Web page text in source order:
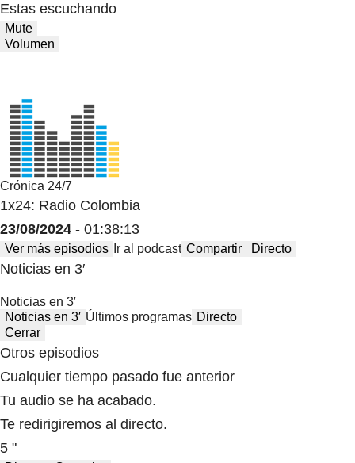
Estas escuchando
Mute
Volumen
Crónica 24/7
1x24: Radio Colombia
23/08/2024 - 01:38:13
Ver más episodios Ir al podcast Compartir Directo
Noticias en 3′
Noticias en 3′
Noticias en 3′ Últimos programas Directo
Cerrar
Otros episodios
Cualquier tiempo pasado fue anterior
Tu audio se ha acabado.
Te redirigiremos al directo.
5 "